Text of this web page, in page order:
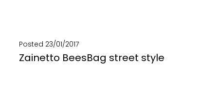
Posted 23/01/2017
Zainetto BeesBag street style